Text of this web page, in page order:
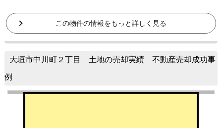
この物件の情報をもっと詳しく見る
大垣市中川町２丁目 土地の売却実績 不動産売却成功事
例